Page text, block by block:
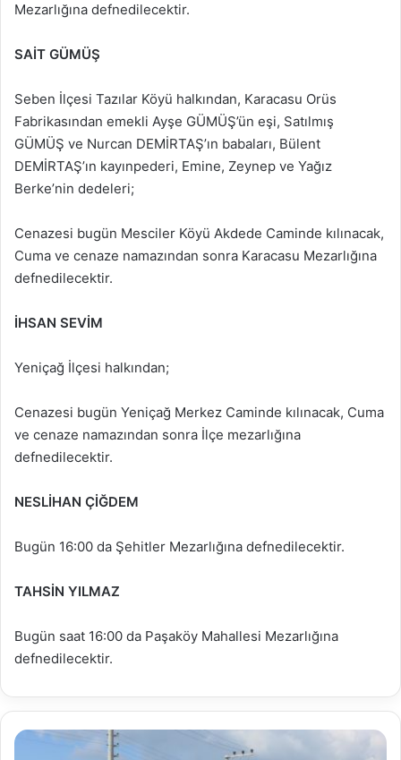
Mezarlığına defnedilecektir.
SAİT GÜMÜŞ
Seben İlçesi Tazılar Köyü halkından, Karacasu Orüs
Fabrikasından emekli Ayşe GÜMÜŞ’ün eşi, Satılmış
GÜMÜŞ ve Nurcan DEMİRTAŞ’ın babaları, Bülent
DEMİRTAŞ’ın kayınpederi, Emine, Zeynep ve Yağız
Berke’nin dedeleri;
Cenazesi bugün Mesciler Köyü Akdede Caminde kılınacak,
Cuma ve cenaze namazından sonra Karacasu Mezarlığına
defnedilecektir.
İHSAN SEVİM
Yeniçağ İlçesi halkından;
Cenazesi bugün Yeniçağ Merkez Caminde kılınacak, Cuma
ve cenaze namazından sonra İlçe mezarlığına
defnedilecektir.
NESLİHAN ÇİĞDEM
Bugün 16:00 da Şehitler Mezarlığına defnedilecektir.
TAHSİN YILMAZ
Bugün saat 16:00 da Paşaköy Mahallesi Mezarlığına
defnedilecektir.
Şehir